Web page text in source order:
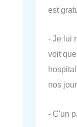
est
- Je lui
voit
nos
- C'un